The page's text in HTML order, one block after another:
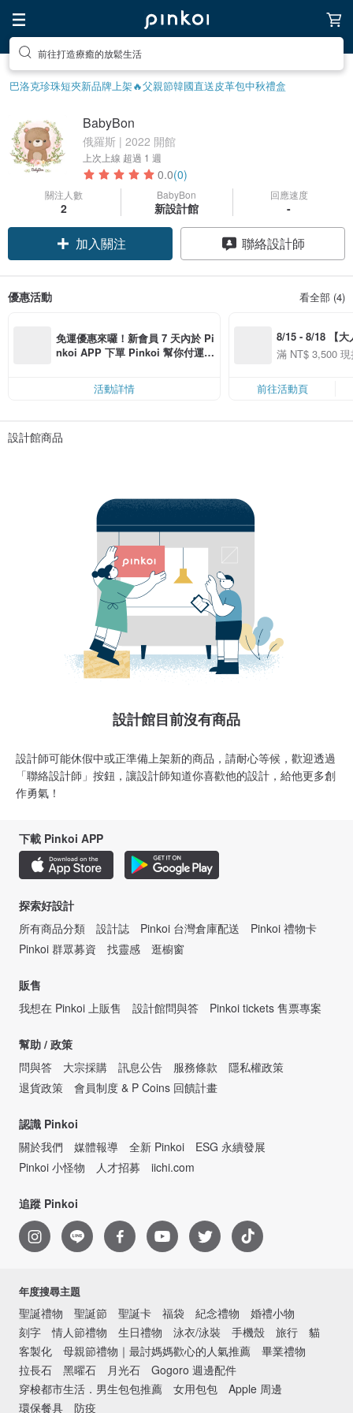
前往打造療癒的放鬆生活
巴洛克珍珠短夾新品牌上架🔥父親節韓國直送皮革包中秋禮盒
BabyBon
俄羅斯 | 2022 開館
上次上線 超過 1 週
0.0(0)
關注人數
2
BabyBon
新設計館
回應速度
-
加入關注 聯絡設計師
優惠活動 看全部 (4)
免運優惠來囉！新會員 7 天內於 Pi
nkoi APP 下單 Pinkoi 幫你付運
活動詳情
8/15 - 8/18 【大
季】滿
50
滿 NT$ 3,500
前往活動頁
設計館商品
設計館目前沒有商品
設計師可能休假中或正準備上架新的商品，請耐心等候，歡迎透過
「聯絡設計師」按鈕，讓設計師知道你喜歡他的設計，給他更多創
作勇氣！
下載 Pinkoi APP
探索好設計
所有商品分類
設計誌 Pinkoi 台灣倉庫配送
Pinkoi 禮物卡
Pinkoi 群眾募資
找靈感 逛櫥窗
販售
我想在 Pinkoi 上販售
設計館問與答 Pinkoi tickets 售票專案
幫助 / 政策
問與答
大宗採購 訊息公告 服務條款
隱私權政策
退貨政策
會員制度 & P Coins 回饋計畫
認識 Pinkoi
關於我們
媒體報導 全新 Pinkoi
ESG 永續發展
Pinkoi 小怪物
人才招募 iichi.com
追蹤 Pinkoi
年度搜尋主題
聖誕禮物 聖誕節 聖誕卡 福袋 紀念禮物
婚禮小物
刻字
情人節禮物 生日禮物 泳衣/泳裝 手機殼 旅行
貓
客製化
母親節禮物｜最討媽媽歡心的人氣推薦
畢業禮物
拉長石
黑曜石 月光石
Gogoro 週邊配件
穿梭都市生活．男生包包推薦
女用包包
Apple 周邊
環保餐具
防疫